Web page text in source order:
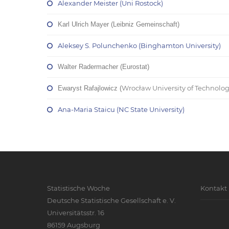
Alexander Meister (Uni Rostock)
Karl Ulrich Mayer (Leibniz Gemeinschaft)
Aleksey S. Polunchenko (Binghamton University)
Walter Radermacher (Eurostat)
Ewaryst Rafajlowicz (Wrocław University of
Ana-Maria Staicu (NC State University)
Statistische Woche
Deutsche Statistische Gesellschaft e. V.
Universitätsstr. 16
86159 Augsburg
Kontakt